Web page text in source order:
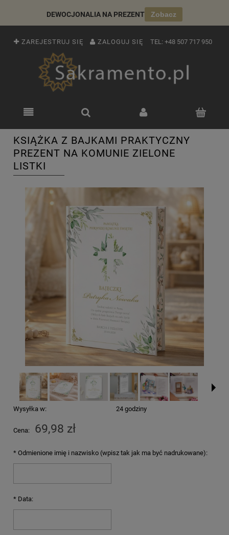
DEWOCJONALIA NA PREZENT Zobacz
ZAREJESTRUJ SIĘ ZALOGUJ SIĘ TEL: +48 507 717 950
KSIĄŻKA Z BAJKAMI PRAKTYCZNY
PREZENT NA KOMUNIE ZIELONE
LISTKI
Wysyłka w: 24 godziny
Cena: 69,98 zł
* Odmienione imię i nazwisko (wpisz tak jak ma być nadrukowane):
* Data: